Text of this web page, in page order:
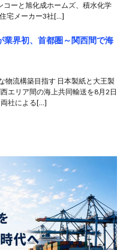
コーと旭化成ホームズ、積水化学
宅メーカー3社[…]
業界初、首都圏～関西間で海
物流構築目指す 日本製紙と大王製
エリア間の海上共同輸送を8月2日
社による[…]